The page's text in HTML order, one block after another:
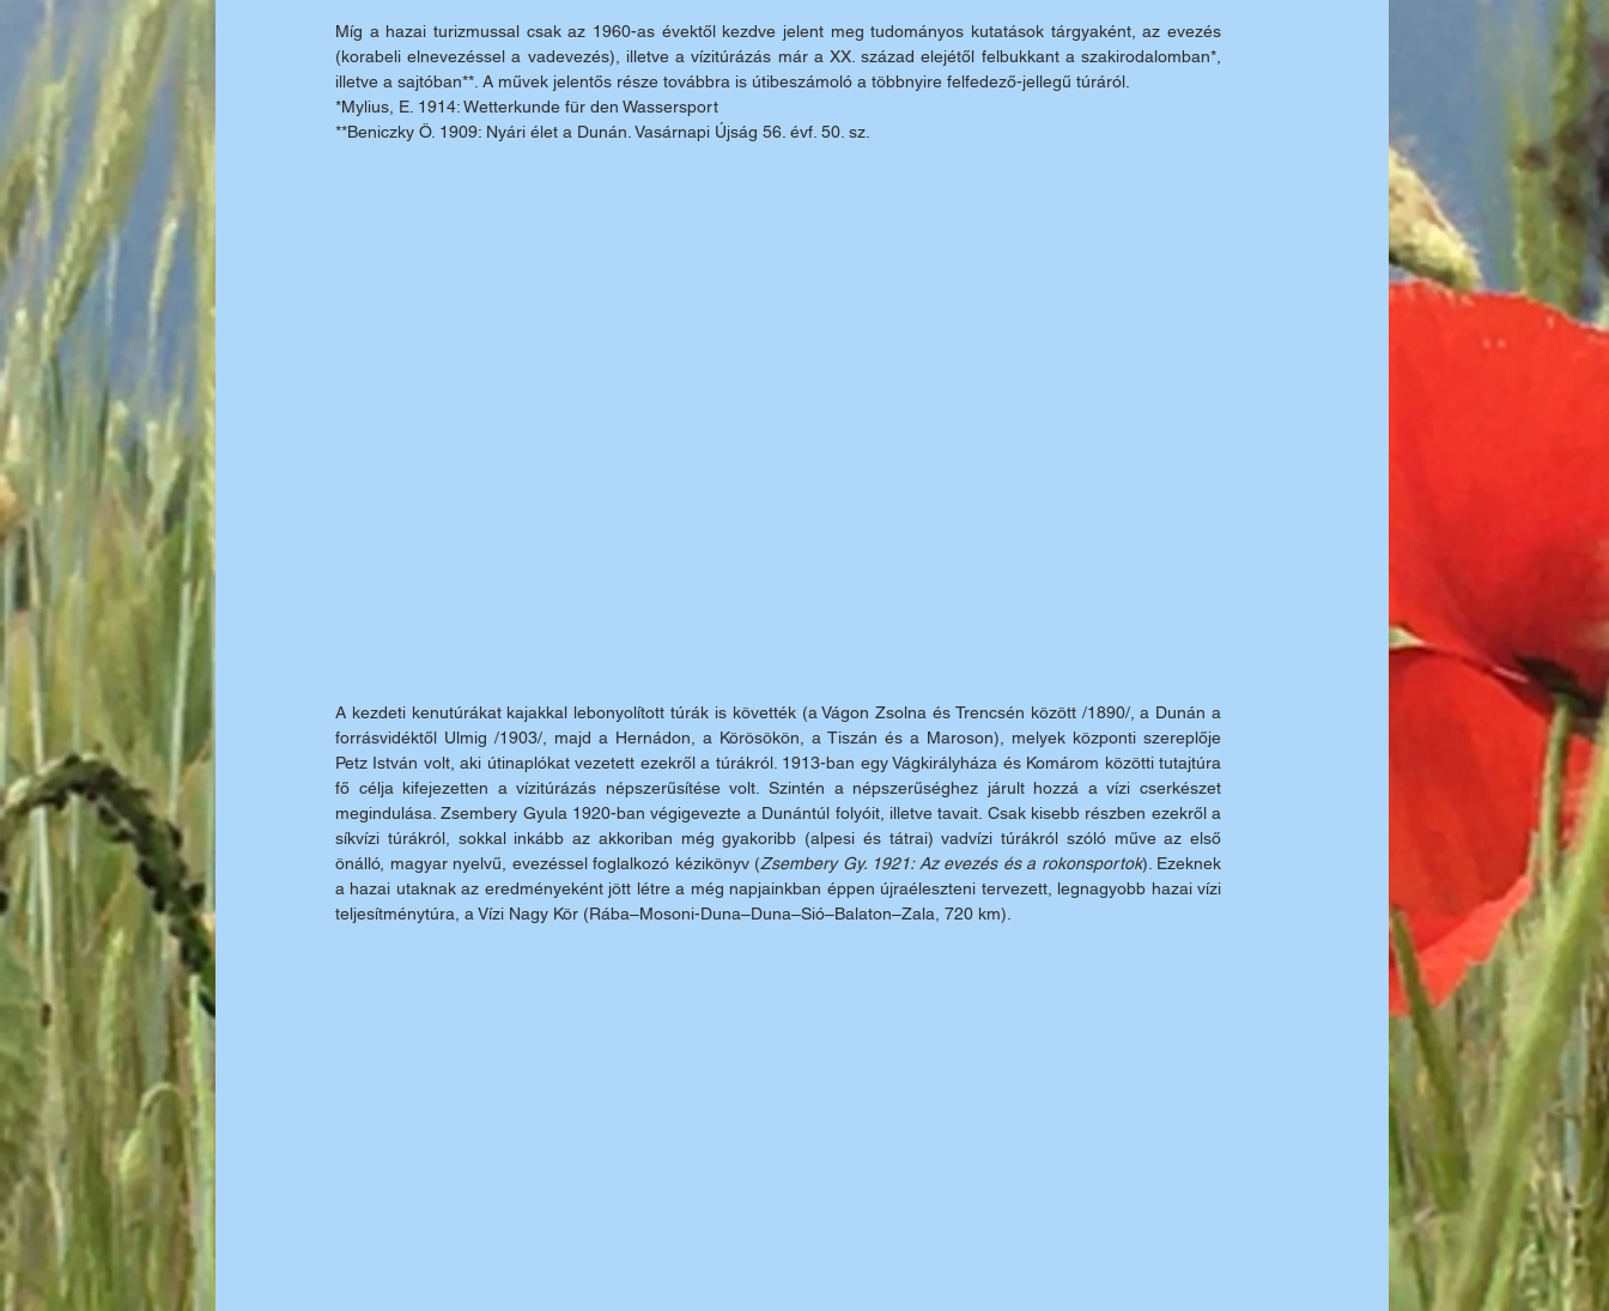
Míg a hazai turizmussal csak az 1960-as évektől kezdve jelent meg tudományos kutatások tárgyaként, az evezés
(korabeli elnevezéssel a vadevezés), illetve a vízitúrázás már a XX. század elejétől felbukkant a szakirodalomban*,
illetve a sajtóban**. A művek jelentős része továbbra is úti­beszámoló a többnyire felfedező-jellegű túráról.
*Mylius, E. 1914: Wetterkunde für den Wassersport
**Beniczky Ö. 1909: Nyári élet a Dunán. Vasárnapi Újság 56. évf. 50. sz.
A kezdeti kenutúrákat kajakkal lebonyolított túrák is követték (a Vágon Zsolna és Trencsén között /1890/, a Dunán a
forrásvidéktől Ulmig /1903/, majd a Hernádon, a Körösökön, a Tiszán és a Maroson), melyek központi szereplője
Petz István volt, aki útinaplókat vezetett ezekről a túrákról. 1913-ban egy Vágkirályháza és Komárom közötti tutajtúra
fő célja kifejezetten a vízitúrázás népszerűsítése volt. Szintén a népszerűséghez járult hozzá a vízi cserkészet
megindulása. Zsembery Gyula 1920-ban végigevezte a Dunántúl folyóit, illetve tavait. Csak kisebb részben ezekről a
síkvízi túrákról, sokkal inkább az akkoriban még gyakoribb (alpesi és tátrai) vadvízi túrákról szóló műve az első
önálló, magyar nyelvű, evezéssel foglalkozó kézikönyv (Zsembery Gy. 1921: Az evezés és a rokonsportok). Ezeknek
a hazai utaknak az eredményeként jött létre a még napjainkban éppen újraéleszteni tervezett, legnagyobb hazai vízi
teljesítménytúra, a Vízi Nagy Kör (Rába–Mosoni-Duna–Duna–Sió–Balaton–Zala, 720 km).